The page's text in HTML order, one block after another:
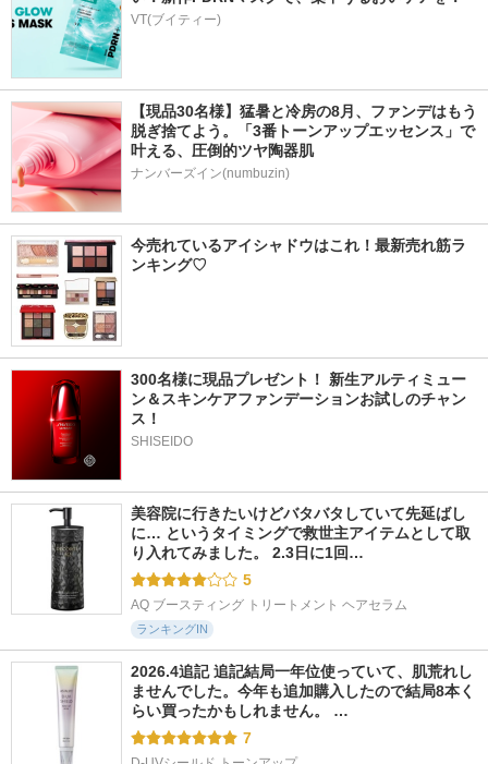
VT(ブイティー)
【現品30名様】猛暑と冷房の8月、ファンデはもう
脱ぎ捨てよう。「3番トーンアップエッセンス」で
叶える、圧倒的ツヤ陶器肌
ナンバーズイン(numbuzin)
今売れているアイシャドウはこれ！最新売れ筋ラ
ンキング♡
300名様に現品プレゼント！ 新生アルティミュー
ン＆スキンケアファンデーションお試しのチャン
ス！
SHISEIDO
美容院に行きたいけどバタバタしていて先延ばし
に… というタイミングで救世主アイテムとして取
り入れてみました。 2.3日に1回…
5
AQ ブースティング トリートメント ヘアセラム
ランキングIN
2026.4追記 追記結局一年位使っていて、肌荒れし
ませんでした。今年も追加購入したので結局8本く
らい買ったかもしれません。 …
7